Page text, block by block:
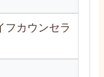
フカウンセラ